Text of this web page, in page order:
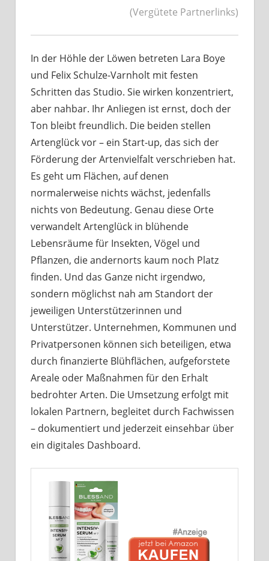
(Vergütete Partnerlinks)
In der Höhle der Löwen betreten Lara Boye
und Felix Schulze-Varnholt mit festen
Schritten das Studio. Sie wirken konzentriert,
aber nahbar. Ihr Anliegen ist ernst, doch der
Ton bleibt freundlich. Die beiden stellen
Artenglück vor – ein Start-up, das sich der
Förderung der Artenvielfalt verschrieben hat.
Es geht um Flächen, auf denen
normalerweise nichts wächst, jedenfalls
nichts von Bedeutung. Genau diese Orte
verwandelt Artenglück in blühende
Lebensräume für Insekten, Vögel und
Pflanzen, die andernorts kaum noch Platz
finden. Und das Ganze nicht irgendwo,
sondern möglichst nah am Standort der
jeweiligen Unterstützerinnen und
Unterstützer. Unternehmen, Kommunen und
Privatpersonen können sich beteiligen, etwa
durch finanzierte Blühflächen, aufgeforstete
Areale oder Maßnahmen für den Erhalt
bedrohter Arten. Die Umsetzung erfolgt mit
lokalen Partnern, begleitet durch Fachwissen
– dokumentiert und jederzeit einsehbar über
ein digitales Dashboard.